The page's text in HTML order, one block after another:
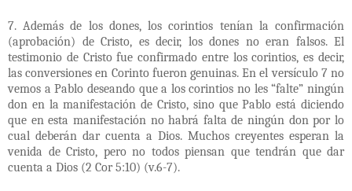
7. Además de los dones, los corintios tenían la confirmación
(aprobación) de Cristo, es decir, los dones no eran falsos. El
testimonio de Cristo fue confirmado entre los corintios, es decir,
las conversiones en Corinto fueron genuinas. En el versículo 7 no
vemos a Pablo deseando que a los corintios no les “falte” ningún
don en la manifestación de Cristo, sino que Pablo está diciendo
que en esta manifestación no habrá falta de ningún don por lo
cual deberán dar cuenta a Dios. Muchos creyentes esperan la
venida de Cristo, pero no todos piensan que tendrán que dar
cuenta a Dios (2 Cor 5:10) (v.6-7).